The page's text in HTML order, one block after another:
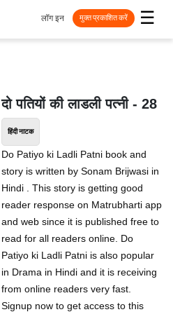
☰
लॉग इन मुक्त प्रकाशित करें
दो पतियों की लाडली पत्नी - 28
हिंदी नाटक
Do Patiyo ki Ladli Patni book and
story is written by Sonam Brijwasi in
Hindi . This story is getting good
reader response on Matrubharti app
and web since it is published free to
read for all readers online. Do
Patiyo ki Ladli Patni is also popular
in Drama in Hindi and it is receiving
from online readers very fast.
Signup now to get access to this